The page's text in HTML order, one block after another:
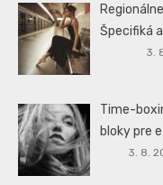
Špecifiká
3.
Time-
bloky pre
3. 8.